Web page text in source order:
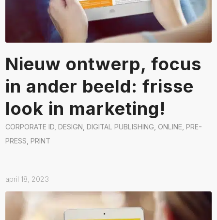
Nieuw ontwerp, focus
in ander beeld: frisse
look in marketing!
CORPORATE ID ,DESIGN ,DIGITAL PUBLISHING ONLINE ,PRE-
PRESS ,PRINT
april 18, 2023